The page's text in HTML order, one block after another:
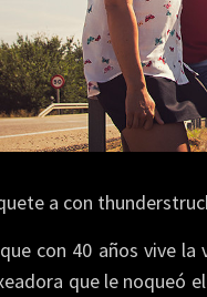
a con
con 40 años vive
que le noqueó